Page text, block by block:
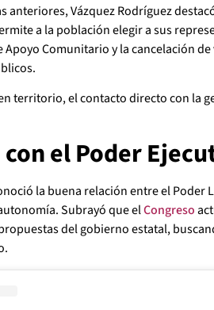
anteriores, Vázquez Rodríguez
a la población elegir a sus
Comunitario y la cancelación
territorio, el contacto directo con la
el Poder
la buena relación entre el Poder
Subrayó que elCongreso
del gobierno estatal,